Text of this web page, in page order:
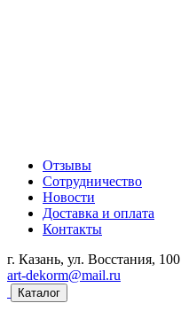
Отзывы
Сотрудничество
Новости
Доставка и оплата
Контакты
г. Казань, ул. Восстания, 100
art-dekorm@mail.ru
Каталог